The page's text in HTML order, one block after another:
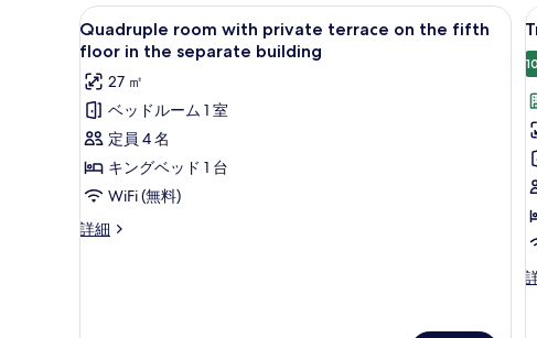
の
の
す
べ
て
の
写
真
を
表
the
third
floor
in
the
separate
building
の
細
in
詳
Quadruple
room
with
private
terrace
on
the
fifth
floor
in
Quadruple room with private
17
Quadruple room with private terrace on the fifth
floor in the separate building
27 ㎡
ベッドルーム 1 室
定員 4 名
キングベッド 1 台
WiFi (無料)
詳細
Quadruple